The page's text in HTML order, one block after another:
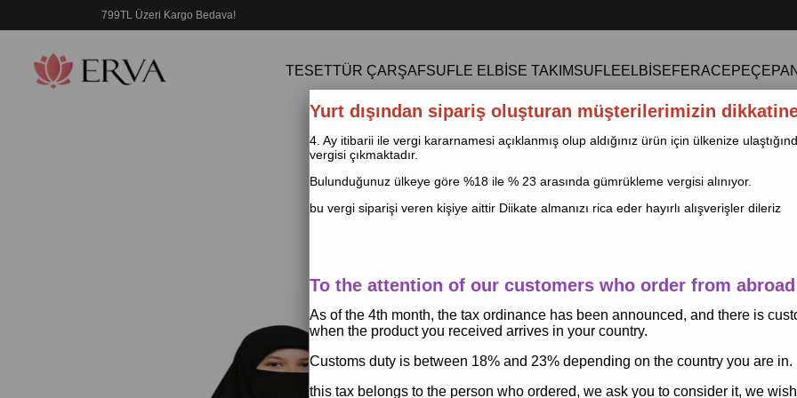
799TL Üzeri Kargo Bedava!
TESETTÜR ÇARŞAFSUFLE ELBİSE TAKIMSUFLEELBİSEFERACEPEÇE
Sultanbaş Afgan İki
Siyah
Sultanbaş Afgan İki Parça Tesettür
kloş
vegipe veya Sandy manşetiile günlük
Yurt dışından sipariş oluşturan müşterilerimizin
4. Ay itibarii ile vergi kararnamesi açıklanmış olup aldığınız ürün için ülkenize
vergisi çıkmaktadır.
Bulunduğunuz ülkeye göre %18 ile % 23 arasında gümrükleme vergisi alınıyor.
bu vergi siparişi veren kişiye aittir Diikate almanızı rica eder hayırlı alışverişler dileriz
To the attention of our customers who order from
As of the 4th month, the tax ordinance has been announced, and there is
when the product you received arrives in your country.
Customs duty is between 18% and 23% depending on the country you are in.
this tax belongs to the person who ordered, we ask you to consider it, we